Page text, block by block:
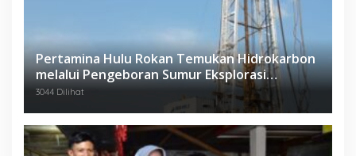
Pertamina Hulu Rokan Temukan Hidrokarbon
melalui Pengeboran Sumur Eksplorasi
Anggrek Violet (AVO)-001
3044 Dilihat